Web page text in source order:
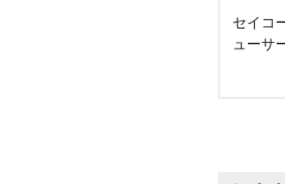
セイコ
ューサ